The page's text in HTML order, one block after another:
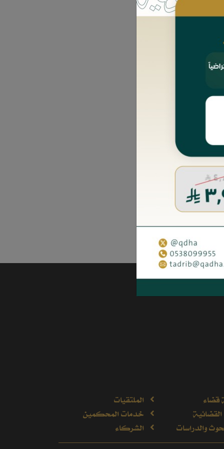
قضاء
والدراسات
الملتقيات
خدمات المحكمين
الشركاء